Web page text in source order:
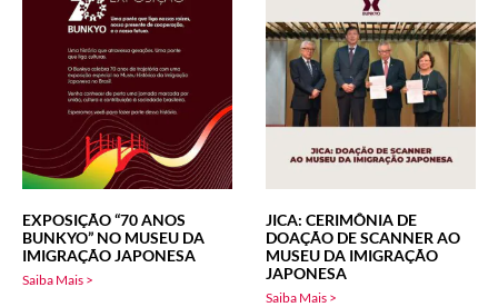
EXPOSIÇÃO “70 ANOS
BUNKYO” NO MUSEU DA
IMIGRAÇÃO JAPONESA
Saiba Mais >
JICA: CERIMÔNIA DE
DOAÇÃO DE SCANNER AO
MUSEU DA IMIGRAÇÃO
JAPONESA
Saiba Mais >